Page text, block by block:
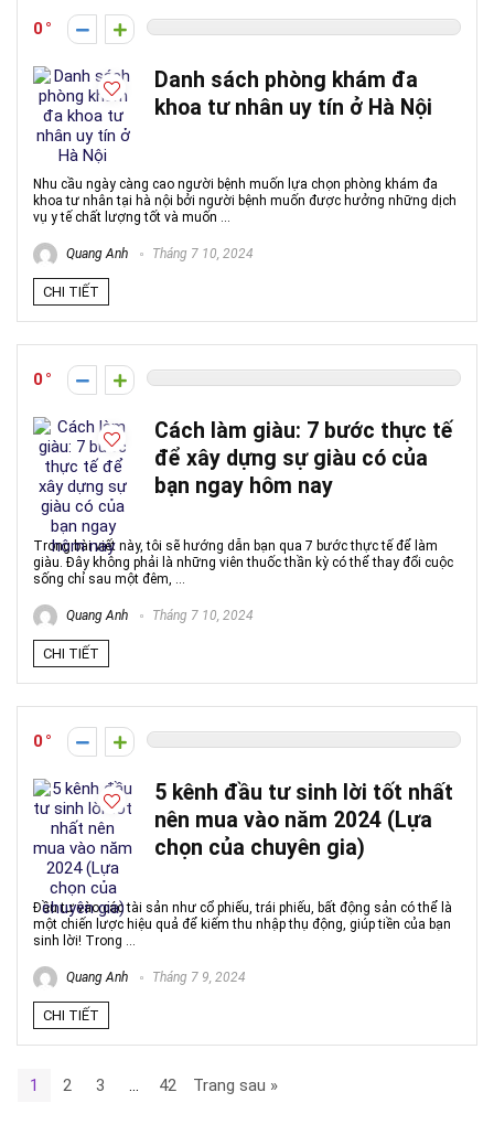
0
Danh sách phòng khám đa
khoa tư nhân uy tín ở Hà Nội
Nhu cầu ngày càng cao người bệnh muốn lựa chọn phòng khám đa
khoa tư nhân tại hà nội bởi người bệnh muốn được hưởng những dịch
vụ y tế chất lượng tốt và muốn ...
Quang Anh Tháng 7 10, 2024
CHI TIẾT
0
Cách làm giàu: 7 bước thực tế
để xây dựng sự giàu có của
bạn ngay hôm nay
Trong bài viết này, tôi sẽ hướng dẫn bạn qua 7 bước thực tế để làm
giàu. Đây không phải là những viên thuốc thần kỳ có thể thay đổi cuộc
sống chỉ sau một đêm, ...
Quang Anh Tháng 7 10, 2024
CHI TIẾT
0
5 kênh đầu tư sinh lời tốt nhất
nên mua vào năm 2024 (Lựa
chọn của chuyên gia)
Đầu tư vào các tài sản như cổ phiếu, trái phiếu, bất động sản có thể là
một chiến lược hiệu quả để kiếm thu nhập thụ động, giúp tiền của bạn
sinh lời! Trong ...
Quang Anh Tháng 7 9, 2024
CHI TIẾT
1 2 3 42 Trang sau »